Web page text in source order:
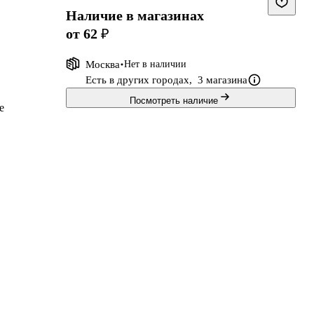
Наличие в магазинах
от 62 ₽
Москва Нет в наличии
Есть в других городах, 3 магазина
Посмотреть наличие